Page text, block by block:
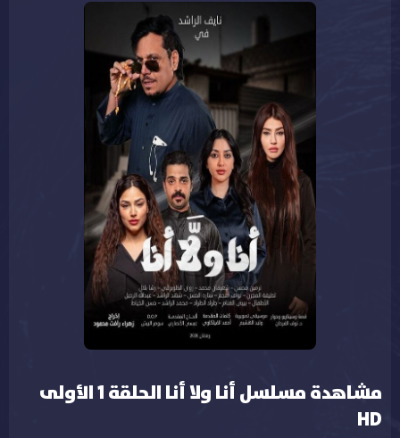
مشاهدة مسلسل أنا ولا أنا الحلقة 1 الأولى
HD